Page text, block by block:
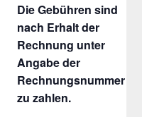
Die Gebühren sind
nach Erhalt der
Rechnung unter
Angabe der
Rechnungsnummer
zu zahlen.